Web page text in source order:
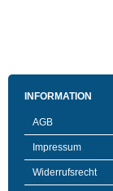
INFORMATION
AGB
Impressum
Widerrufsrecht